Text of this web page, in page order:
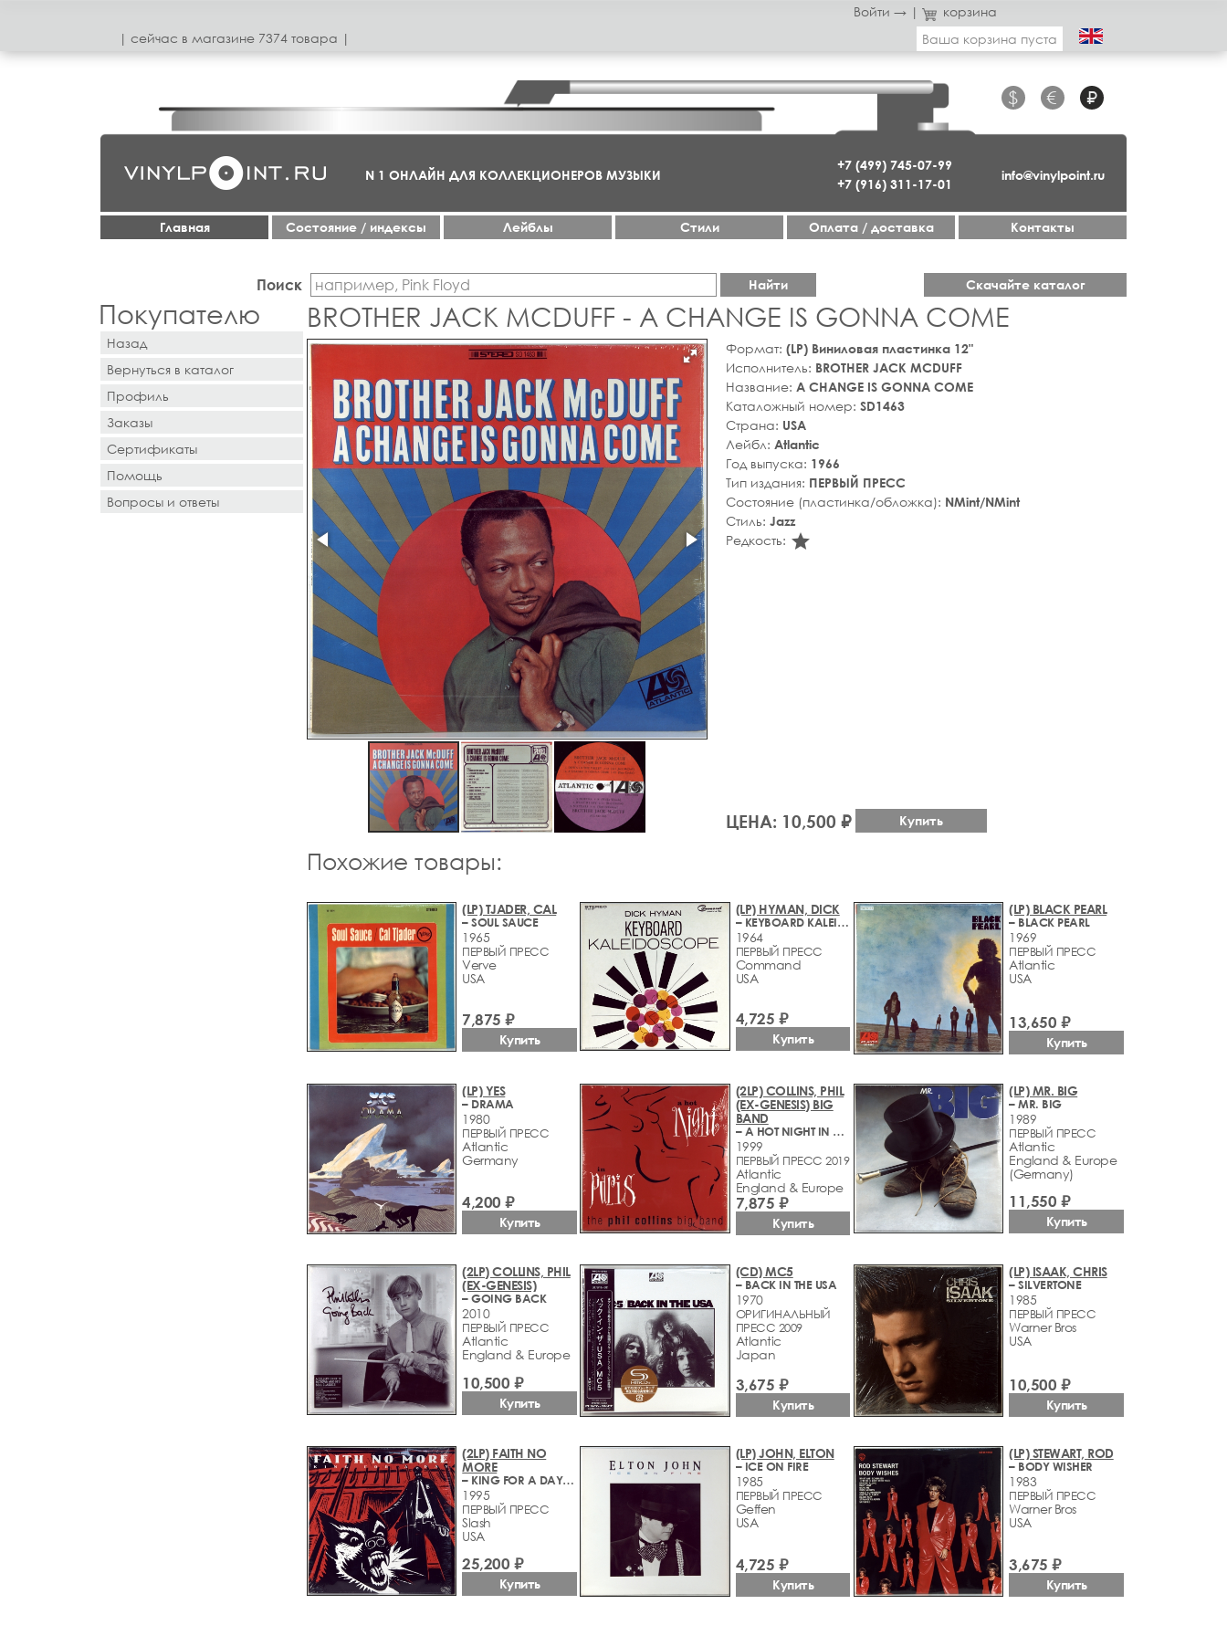
Войти → |
корзина
| сeйчас в магазинe 7374 товара |
Ваша корзина пуста
+7 (499) 745-07-99
+7 (916) 311-17-01
$ € ₽
info@vinylpoint.ru
N 1 ОНЛАЙН ДЛЯ КОЛЛЕКЦИОНЕРОВ МУЗЫКИ
Главная Cостояние / индексы Лейблы Стили Оплата / доставка Контакты
Поиск Найти Скачайте каталог
Покупателю
Назад
Вернуться в каталог
Профиль
Заказы
Сертификаты
Помощь
Вопросы и ответы
BROTHER JACK MCDUFF - A CHANGE IS GONNA COME
Формат: (LP) Виниловая пластинка 12"
Исполнитель: BROTHER JACK MCDUFF
Название: A CHANGE IS GONNA COME
Каталожный номер: SD1463
Страна: USA
Лейбл: Atlantic
Год выпуска: 1966
Тип издания: ПЕРВЫЙ ПРЕСС
Состояние (пластинка/обложка): NMint/NMint
Стиль: Jazz
Редкость: star_rate
ЦЕНА: 10,500 ₽ Купить
Похожие товары:
(LP) TJADER, CAL
– SOUL SAUCE
1965
ПЕРВЫЙ ПРЕСС
Verve
USA
7,875 ₽
Купить
(LP) HYMAN, DICK
– KEYBOARD KALEIDOSCOPE
1964
ПЕРВЫЙ ПРЕСС
Command
USA
4,725 ₽
Купить
(LP) BLACK PEARL
– BLACK PEARL
1969
ПЕРВЫЙ ПРЕСС
Atlantic
USA
13,650 ₽
Купить
(LP) YES
– DRAMA
1980
ПЕРВЫЙ ПРЕСС
Atlantic
Germany
4,200 ₽
Купить
(2LP) COLLINS, PHIL
(EX-GENESIS) BIG
BAND
– A HOT NIGHT IN PARIS
1999
ПЕРВЫЙ ПРЕСС 2019
Atlantic
England & Europe
7,875 ₽
Купить
(LP) MR. BIG
– MR. BIG
1989
ПЕРВЫЙ ПРЕСС
Atlantic
England & Europe
(Germany)
11,550 ₽
Купить
(2LP) COLLINS, PHIL
(EX-GENESIS)
– GOING BACK
2010
ПЕРВЫЙ ПРЕСС
Atlantic
England & Europe
10,500 ₽
Купить
(CD) MC5
– BACK IN THE USA
1970
ОРИГИНАЛЬНЫЙ
ПРЕСС 2009
Atlantic
Japan
3,675 ₽
Купить
(LP) ISAAK, CHRIS
– SILVERTONE
1985
ПЕРВЫЙ ПРЕСС
Warner Bros
USA
10,500 ₽
Купить
(2LP) FAITH NO
MORE
– KING FOR A DAY FOOL FOR A LIFETIME
1995
ПЕРВЫЙ ПРЕСС
Slash
USA
25,200 ₽
Купить
(LP) JOHN, ELTON
– ICE ON FIRE
1985
ПЕРВЫЙ ПРЕСС
Geffen
USA
4,725 ₽
Купить
(LP) STEWART, ROD
– BODY WISHER
1983
ПЕРВЫЙ ПРЕСС
Warner Bros
USA
3,675 ₽
Купить